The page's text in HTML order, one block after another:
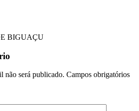
BIGUAÇU
não será publicado. Campos obrigatórios